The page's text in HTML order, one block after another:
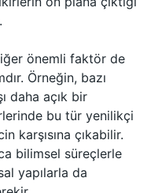
önemli faktör de
Örneğin, bazı
daha açık bir
bu tür yenilikçi
karşısına çıkabilir.
bilimsel süreçlerle
yapılarla da